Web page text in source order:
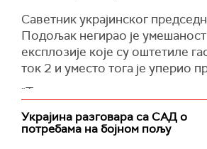
Саветник украјинског
Подољак негирао је
експлозије које су оштетиле
ток 2 и уместо тога је уперио
"Такав чин се може извести
техничке и финансијске
то поседовао у време
Русија", рекао је Подољак.
Украјина разговара са САД о
потребама на бојном пољу